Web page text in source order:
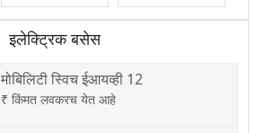
इलेक्ट्रिक बसेस
मोबिलिटी स्विच ईआयव्ही 12
₹ किंमत लवकरच येत आहे